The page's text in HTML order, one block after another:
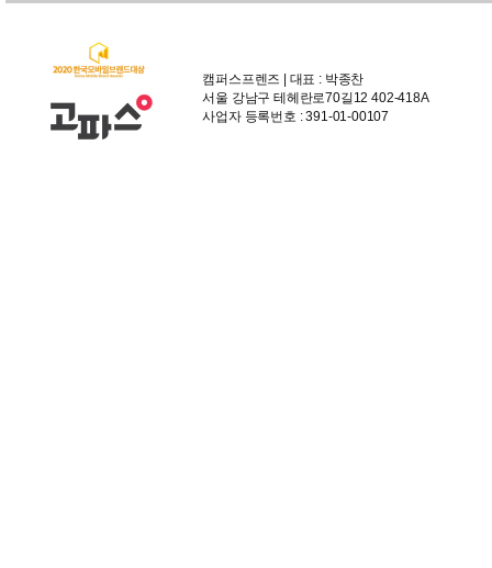
캠퍼스프렌즈 | 대표 : 박종찬
서울 강남구 테헤란로70길12 402-418A
사업자 등록번호 : 391-01-00107